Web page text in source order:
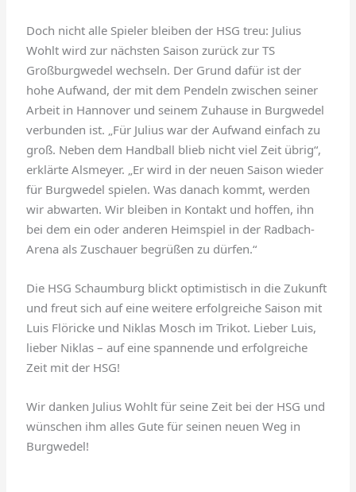
Doch nicht alle Spieler bleiben der HSG treu: Julius
Wohlt wird zur nächsten Saison zurück zur TS
Großburgwedel wechseln. Der Grund dafür ist der
hohe Aufwand, der mit dem Pendeln zwischen seiner
Arbeit in Hannover und seinem Zuhause in Burgwedel
verbunden ist. „Für Julius war der Aufwand einfach zu
groß. Neben dem Handball blieb nicht viel Zeit übrig“,
erklärte Alsmeyer. „Er wird in der neuen Saison wieder
für Burgwedel spielen. Was danach kommt, werden
wir abwarten. Wir bleiben in Kontakt und hoffen, ihn
bei dem ein oder anderen Heimspiel in der Radbach-
Arena als Zuschauer begrüßen zu dürfen.“
Die HSG Schaumburg blickt optimistisch in die Zukunft
und freut sich auf eine weitere erfolgreiche Saison mit
Luis Flöricke und Niklas Mosch im Trikot. Lieber Luis,
lieber Niklas – auf eine spannende und erfolgreiche
Zeit mit der HSG!
Wir danken Julius Wohlt für seine Zeit bei der HSG und
wünschen ihm alles Gute für seinen neuen Weg in
Burgwedel!